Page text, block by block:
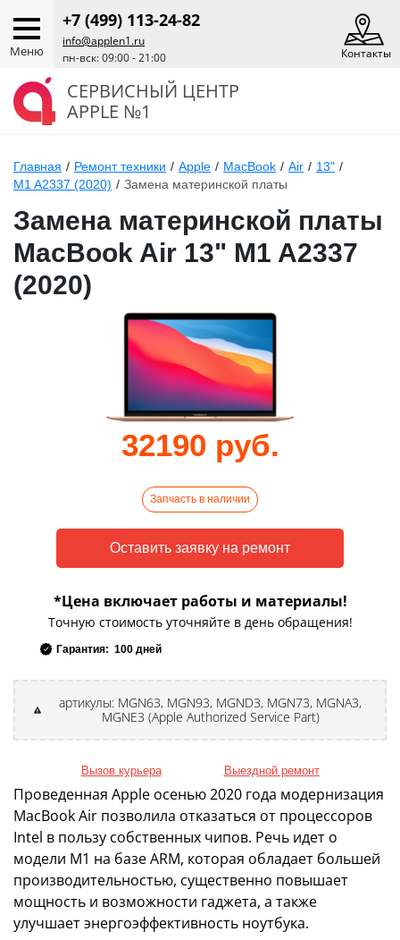
Меню
+7 (499) 113-24-82
info@applen1.ru
пн-вск: 09:00 - 21:00
Контакты
СЕРВИСНЫЙ ЦЕНТР
APPLE №1
Главная / Ремонт техники / Apple / MacBook / Air / 13" /
M1 A2337 (2020) / Замена материнской платы
Замена материнской платы
MacBook Air 13" M1 A2337
(2020)
32190 руб.
Запчасть в наличии
*Цена включает работы и материалы!
Точную стоимость уточняйте в день обращения!
Гарантия: 100 дней
артикулы: MGN63, MGN93, MGND3, MGN73, MGNA3,
MGNE3 (Apple Authorized Service Part)
Вызов курьера Выездной ремонт
Проведенная Apple осенью 2020 года модернизация
MacBook Air позволила отказаться от процессоров
Intel в пользу собственных чипов. Речь идет о
модели M1 на базе ARM, которая обладает большей
производительностью, существенно повышает
мощность и возможности гаджета, а также
улучшает энергоэффективность ноутбука.